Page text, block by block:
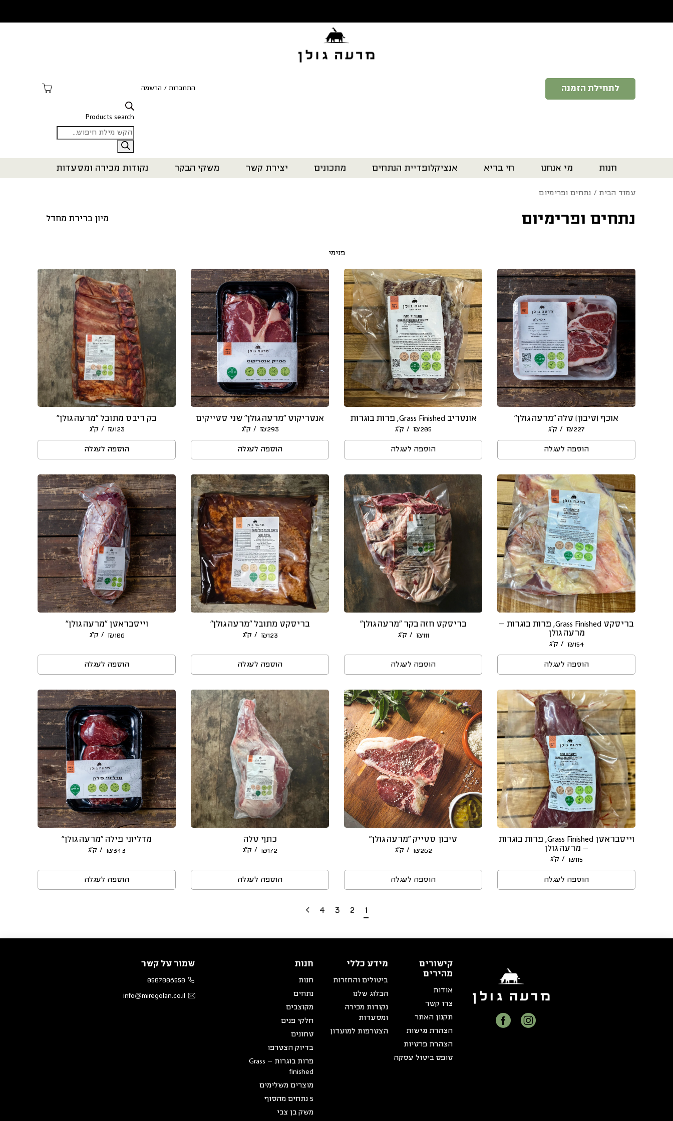
התחברות / הרשמה
Products search
לתחילת הזמנה
חנות מי אנחנו חי בריא אנציקלופדיית הנתחים מתכונים יצירת קשר משקי הבקר נקודות מכירה ומסעדות
עמוד הבית / נתחים ופרימיום
נתחים ופרימיום
פנימי
אוכף (טיבון) טלה “מרעה גולן”
₪227 / ק״ג
הוספה לעגלה
אונטריב Grass Finished, פרות בוגרות
₪205 / ק״ג
הוספה לעגלה
אנטריקוט ״מרעה גולן״ שני סטייקים
₪293 / ק״ג
הוספה לעגלה
בק ריבס מתובל ״מרעה גולן״
₪123 / ק״ג
הוספה לעגלה
בריסקט Grass Finished, פרות בוגרות –
מרעה גולן
₪154 / ק״ג
הוספה לעגלה
בריסקט חזה בקר ״מרעה גולן״
₪111 / ק״ג
הוספה לעגלה
בריסקט מתובל ״מרעה גולן״
₪123 / ק״ג
הוספה לעגלה
וייסבראטן “מרעה גולן”
₪106 / ק״ג
הוספה לעגלה
וייסבראטן Grass Finished, פרות בוגרות
– מרעה גולן
₪115 / ק״ג
הוספה לעגלה
טיבון סטייק “מרעה גולן”
₪262 / ק״ג
הוספה לעגלה
כתף טלה
₪172 / ק״ג
הוספה לעגלה
מדליוני פילה ״מרעה גולן״
₪343 / ק״ג
הוספה לעגלה
1
2
3
4
קישורים
מהירים
אודות
צרו קשר
תקנון האתר
הצהרת נגישות
הצהרת פרטיות
טופס ביטול עסקה
מידע כללי
ביטולים והחזרות
הבלוג שלנו
נקודות מכירה
ומסעדות
הצטרפות למועדון
חנות
חנות
נתחים
מקוצבים
חלקי פנים
טחונים
בדיוק הצטרפו
פרות בוגרות – Grass
finished
מוצרים משלימים
5 נתחים מהסוף
משק בן צבי
שמור על קשר
0587886558
info@miregolan.co.il